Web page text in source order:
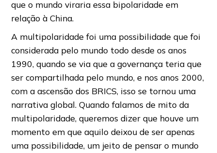
que o mundo viraria essa bipolaridade em
relação à China.
A multipolaridade foi uma possibilidade que foi
considerada pelo mundo todo desde os anos
1990, quando se via que a governança teria que
ser compartilhada pelo mundo, e nos anos 2000,
com a ascensão dos BRICS, isso se tornou uma
narrativa global. Quando falamos de mito da
multipolaridade, queremos dizer que houve um
momento em que aquilo deixou de ser apenas
uma possibilidade, um jeito de pensar o mundo